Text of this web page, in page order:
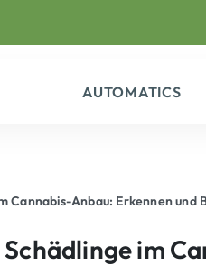
AUTOMATICS
Cannabis-Anbau: Erkennen und
im